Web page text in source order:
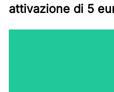
attivazione di 5